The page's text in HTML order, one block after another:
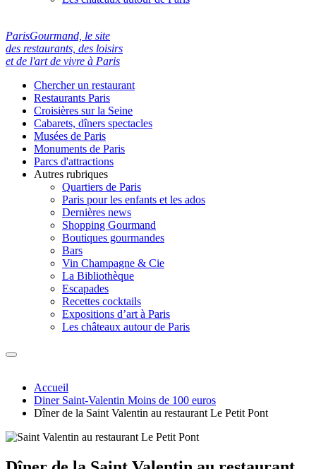
ParisGourmand, le site
des restaurants, des loisirs
et de l'art de vivre à Paris
Chercher un restaurant
Restaurants Paris
Croisières sur la Seine
Cabarets, dîners spectacles
Musées de Paris
Monuments de Paris
Parcs d'attractions
Autres rubriques
Quartiers de Paris
Paris pour les enfants et les ados
Dernières news
Shopping Gourmand
Boutiques gourmandes
Bars
Vin Champagne & Cie
La Bibliothèque
Escapades
Recettes cocktails
Expositions d’art à Paris
Les châteaux autour de Paris
Accueil
Diner Saint-Valentin Moins de 100 euros
Dîner de la Saint Valentin au restaurant Le Petit Pont